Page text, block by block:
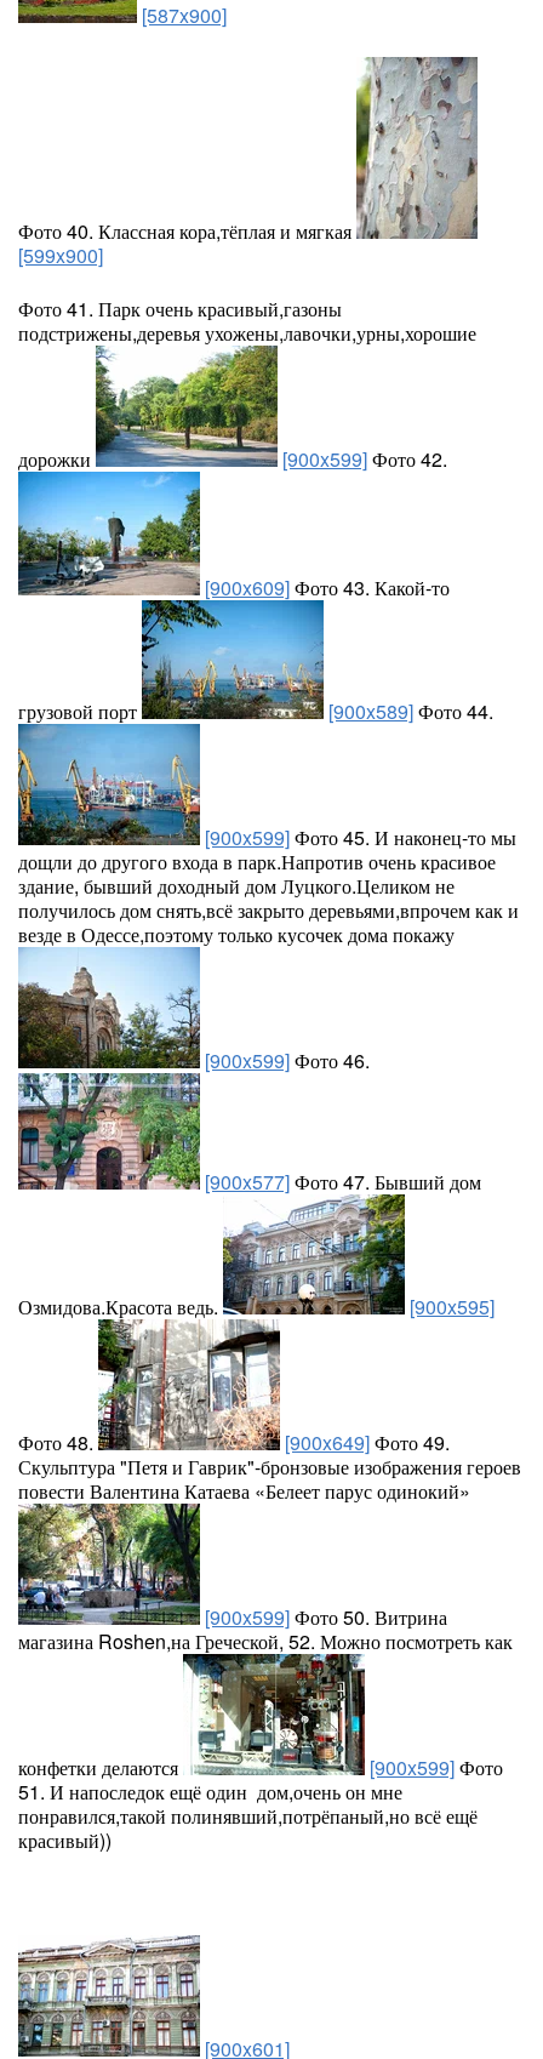
[587x900]
Фото 40. Классная кора,тёплая и мягкая
[599x900]
Фото 41. Парк очень красивый,газоны
подстрижены,деревья ухожены,лавочки,урны,хорошие
дорожки [900x599]Фото 42.
[900x609]Фото 43. Какой-то
грузовой порт [900x589]Фото 44.
[900x599]Фото 45. И наконец-то мы
дощли до другого входа в парк.Напротив очень красивое
здание, бывший доходный дом Луцкого.Целиком не
получилось дом снять,всё закрыто деревьями,впрочем как и
везде в Одессе,поэтому только кусочек дома покажу
[900x599]Фото 46.
[900x577]Фото 47. Бывший дом
Озмидова.Красота ведь. [900x595]
Фото 48. [900x649]Фото 49.
Скульптура "Петя и Гаврик"-бронзовые изображения героев
повести Валентина Катаева «Белеет парус одинокий»
[900x599]Фото 50. Витрина
магазина Roshen,на Греческой, 52. Можно посмотреть как
конфетки делаются [900x599]Фото
51. И напоследок ещё один дом,очень он мне
понравился,такой полинявший,потрёпаный,но всё ещё
красивый))
[900x601]